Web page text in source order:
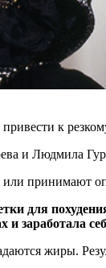
к
и Людмила
принимают
для
заработала
жиры.